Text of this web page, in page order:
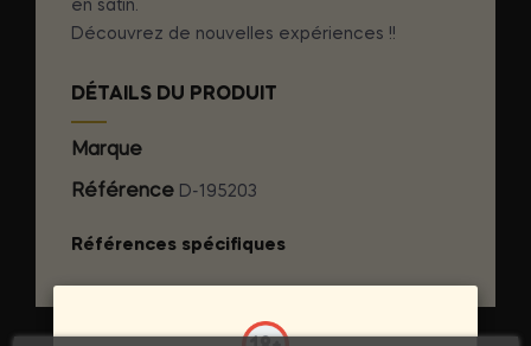
en satin.
Découvrez de nouvelles expériences !!
DÉTAILS DU PRODUIT
Marque
Référence D-195203
Références spécifiques